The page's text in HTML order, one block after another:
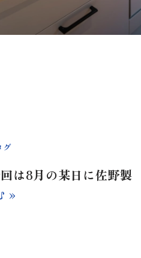
グ
は8月の某日に佐野製
»